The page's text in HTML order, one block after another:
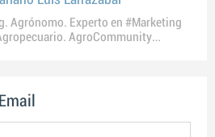
Agrónomo. Experto en #Marketing
AgroCommunity